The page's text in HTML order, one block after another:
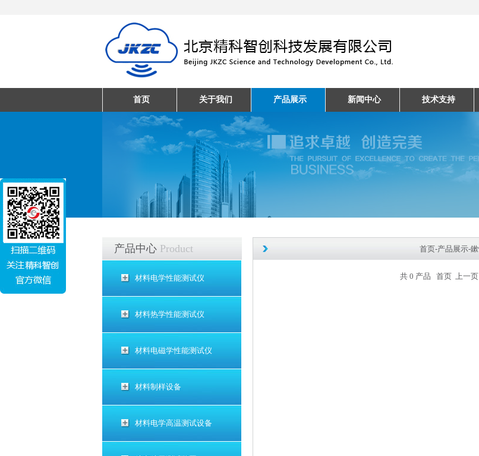
首页 关于我们 产品展示 新闻中心 技术支持
产品中心 Product
材料电学性能测试仪
材料热学性能测试仪
材料电磁学性能测试仪
材料制样设备
材料电学高温测试设备
首页-产品展示-
共 0 产品 首页 上一